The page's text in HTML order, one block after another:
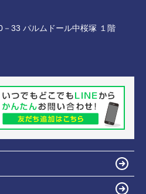
33 パルムドール中桜塚 １階